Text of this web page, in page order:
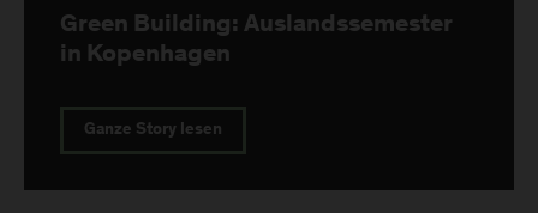
Green Building: Auslandssemester
in Kopenhagen
Ganze Story lesen